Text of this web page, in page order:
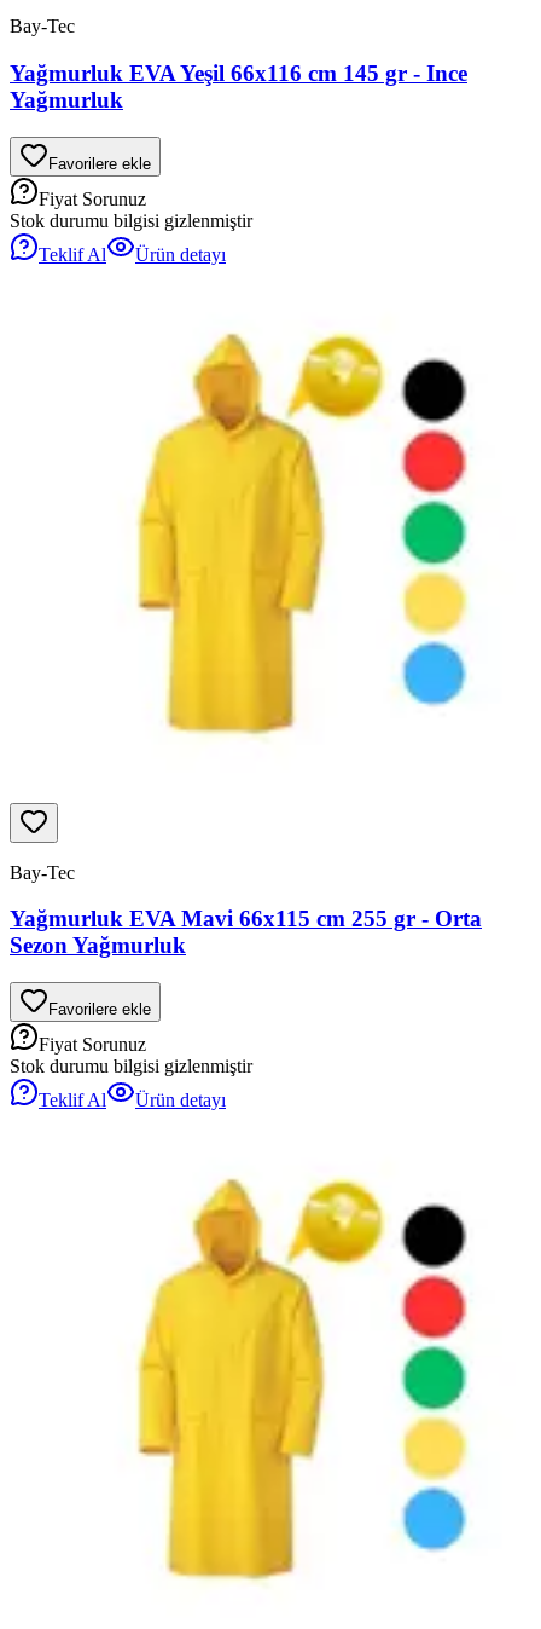
Bay-Tec
Yağmurluk EVA Yeşil 66x116 cm 145 gr - Ince
Yağmurluk
Favorilere ekle
Fiyat Sorunuz
Stok durumu bilgisi gizlenmiştir
Teklif Al
Ürün detayı
Bay-Tec
Yağmurluk EVA Mavi 66x115 cm 255 gr - Orta
Sezon Yağmurluk
Favorilere ekle
Fiyat Sorunuz
Stok durumu bilgisi gizlenmiştir
Teklif Al
Ürün detayı